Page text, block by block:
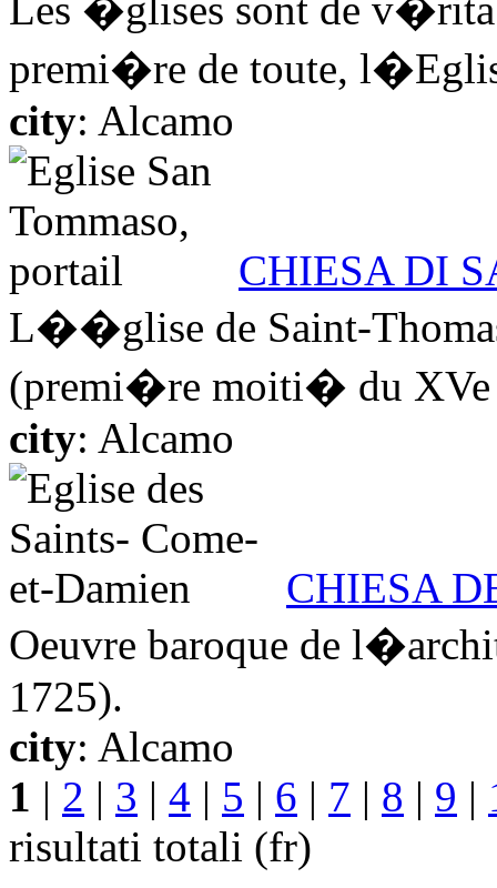
premi�re de toute,
city: Alcamo
CHIESA DI
L��glise de Saint-
(premi�re moiti� du XVe
city: Alcamo
CHIESA
Oeuvre baroque de
1725).
city: Alcamo
1 | 2 | 3 | 4 | 5 | 6 | 7 | 8 | 9 |
risultati totali (fr)